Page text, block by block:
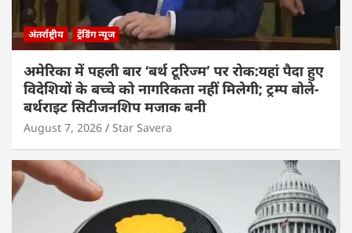
अंतर्राष्ट्रीय ट्रेंडिंग न्यूज
अमेरिका में पहली बार ‘बर्थ टूरिज्म’ पर रोक:यहां पैदा हुए
विदेशियों के बच्चे को नागरिकता नहीं मिलेगी; ट्रम्प बोले-
बर्थराइट सिटीजनशिप मजाक बनी
August 7, 2026 Star Savera